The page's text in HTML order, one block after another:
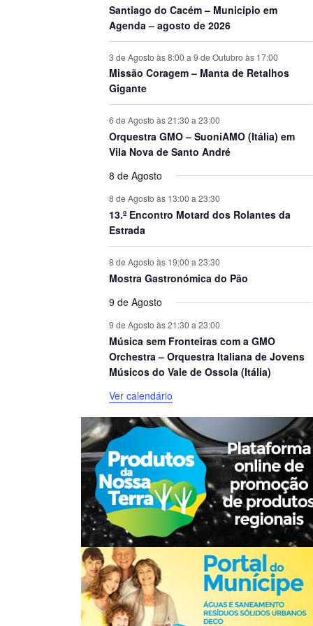
Santiago do Cacém – Município em
Agenda – agosto de 2026
3 de Agosto às 8:00 a 9 de Outubro às 17:00
Missão Coragem – Manta de Retalhos
Gigante
6 de Agosto às 21:30 a 23:00
Orquestra GMO – SuoniAMO (Itália) em
Vila Nova de Santo André
8 de Agosto
8 de Agosto às 13:00 a 23:30
13.º Encontro Motard dos Rolantes da
Estrada
8 de Agosto às 19:00 a 23:30
Mostra Gastronómica do Pão
9 de Agosto
9 de Agosto às 21:30 a 23:00
Música sem Fronteiras com a GMO
Orchestra – Orquestra Italiana de Jovens
Músicos do Vale de Ossola (Itália)
Ver calendário